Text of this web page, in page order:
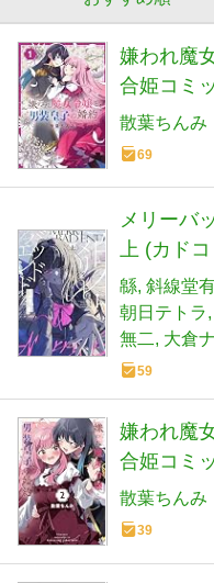
嫌われ魔
合姫コミ
散葉ちんみ
69
メリーバ
上 (カドコ
緜 斜線堂
朝日テトラ
無二
大倉
59
嫌われ魔
合姫コミ
散葉ちんみ
39